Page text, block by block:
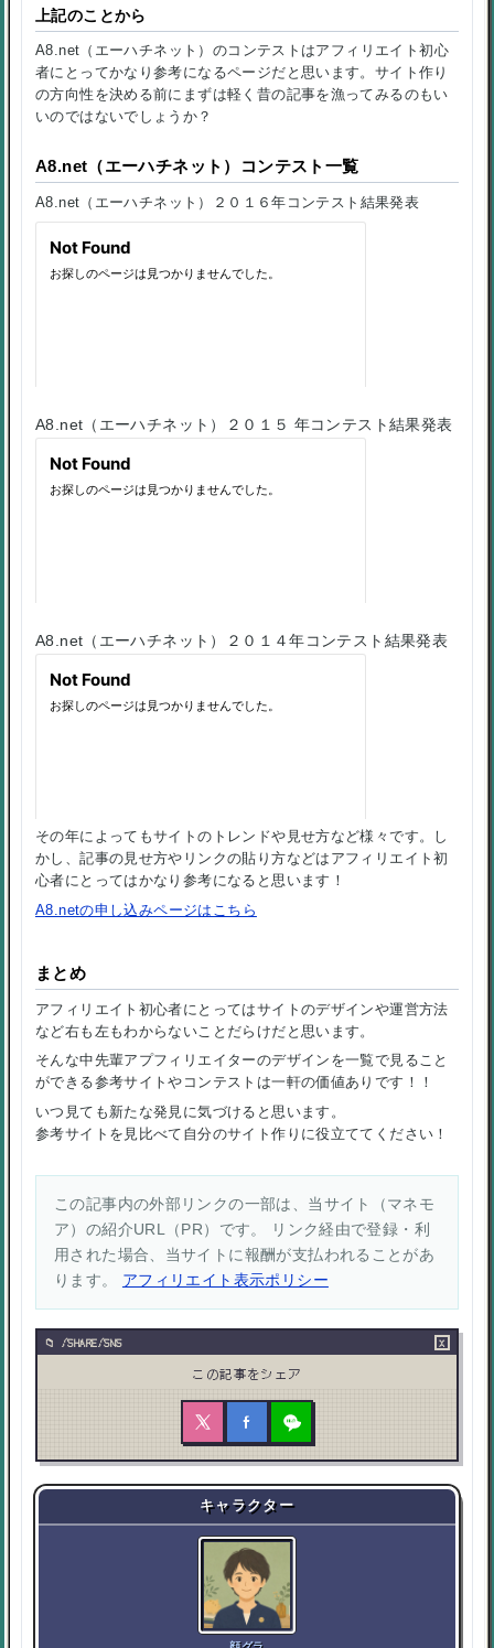
上記のことから
A8.net（エーハチネット）のコンテストはアフィリエイト初心
者にとってかなり参考になるページだと思います。サイト作り
の方向性を決める前にまずは軽く昔の記事を漁ってみるのもい
いのではないでしょうか？
A8.net（エーハチネット）コンテスト一覧
A8.net（エーハチネット）２０１６年コンテスト結果発表
A8.net（エーハチネット）２０１５ 年コンテスト結果発表
A8.net（エーハチネット）２０１４年コンテスト結果発表
その年によってもサイトのトレンドや見せ方など様々です。し
かし、記事の見せ方やリンクの貼り方などはアフィリエイト初
心者にとってはかなり参考になると思います！
A8.netの申し込みページはこちら
まとめ
アフィリエイト初心者にとってはサイトのデザインや運営方法
など右も左もわからないことだらけだと思います。
そんな中先輩アプフィリエイターのデザインを一覧で見ること
ができる参考サイトやコンテストは一軒の価値ありです！！
いつ見ても新たな発見に気づけると思います。
参考サイトを見比べて自分のサイト作りに役立ててください！
この記事内の外部リンクの一部は、当サイト（マネモ
ア）の紹介URL（PR）です。 リンク経由で登録・利
用された場合、当サイトに報酬が支払われることがあ
ります。 アフィリエイト表示ポリシー
/SHARE/SNS ×
この記事をシェア
キャラクター